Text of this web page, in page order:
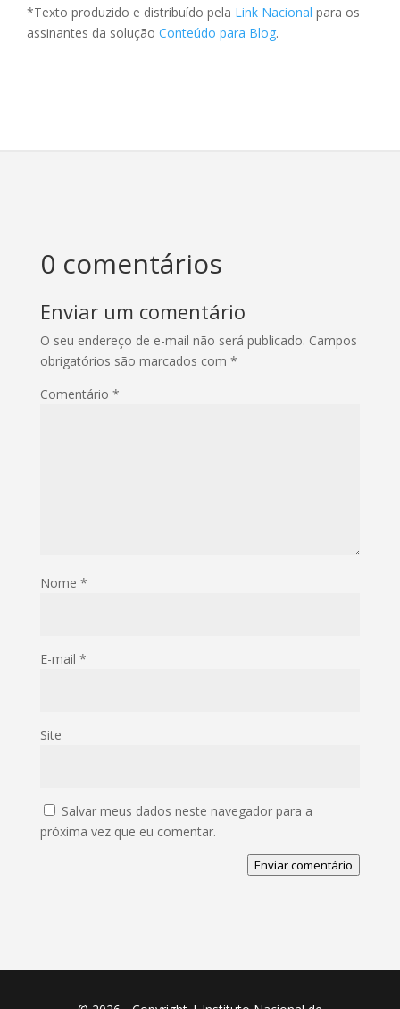
*Texto produzido e distribuído pela Link Nacional para os
assinantes da solução Conteúdo para Blog.
0 comentários
Enviar um comentário
O seu endereço de e-mail não será publicado. Campos
obrigatórios são marcados com *
Comentário *
Nome *
E-mail *
Site
Salvar meus dados neste navegador para a
próxima vez que eu comentar.
Enviar comentário